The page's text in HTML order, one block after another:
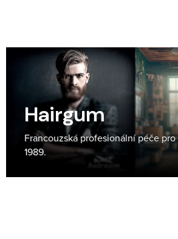
Hairgum
Francouzská profesionální péče
1989.